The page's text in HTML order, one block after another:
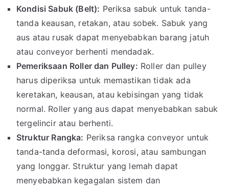
Kondisi Sabuk (Belt): Periksa sabuk untuk tanda-
tanda keausan, retakan, atau sobek. Sabuk yang
aus atau rusak dapat menyebabkan barang jatuh
atau conveyor berhenti mendadak.
Pemeriksaan Roller dan Pulley: Roller dan pulley
harus diperiksa untuk memastikan tidak ada
keretakan, keausan, atau kebisingan yang tidak
normal. Roller yang aus dapat menyebabkan sabuk
tergelincir atau berhenti.
Struktur Rangka: Periksa rangka conveyor untuk
tanda-tanda deformasi, korosi, atau sambungan
yang longgar. Struktur yang lemah dapat
menyebabkan kegagalan sistem dan